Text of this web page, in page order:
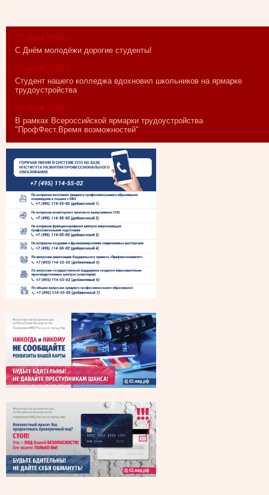
27 июня 2026 г.
С Днём молодёжи дорогие студенты!
27 июня 2026 г.
Студент нашего колледжа вдохновил школьников на ярмарке
трудоустройства
26 июня 2026 г.
В рамках Всероссийской ярмарки трудоустройства
"ПрофФест.Время возможностей"